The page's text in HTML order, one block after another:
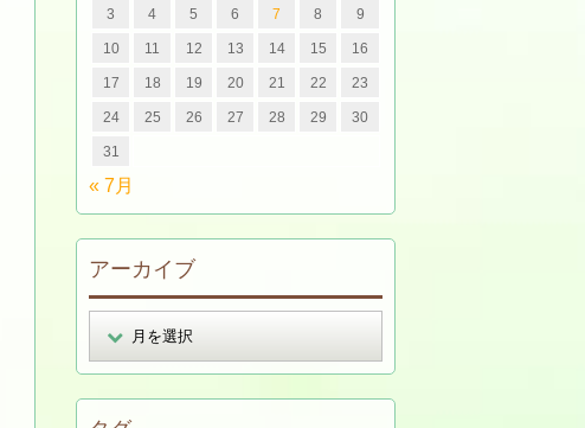
3 4 5 6 7 8 9
10 11 12 13 14 15 16
17 18 19 20 21 22 23
24 25 26 27 28 29 30
31
« 7月
アーカイブ